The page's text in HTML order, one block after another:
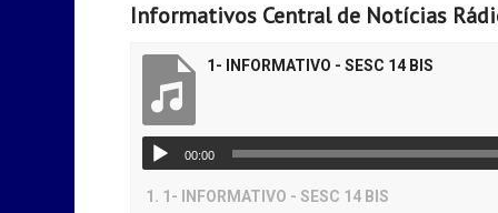
Informativos Central de Notícias
1- INFORMATIVO - SESC 14 BIS
00:00
1. 1- INFORMATIVO - SESC 14 BIS